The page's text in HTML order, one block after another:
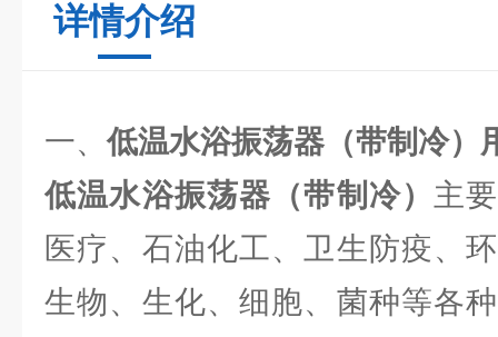
详情介绍
一、低温水浴振荡器（带制冷）
低温水浴振荡器（带制冷） 主
医疗、石油化工、卫生防疫、
生物、生化、细胞、菌种等各